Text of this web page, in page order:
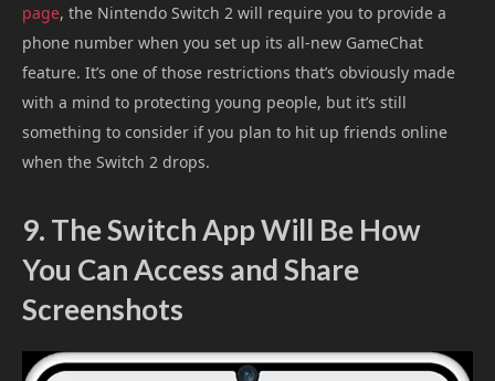
page, the Nintendo Switch 2 will require you to provide a
phone number when you set up its all-new GameChat
feature. It’s one of those restrictions that’s obviously made
with a mind to protecting young people, but it’s still
something to consider if you plan to hit up friends online
when the Switch 2 drops.
9. The Switch App Will Be How
You Can Access and Share
Screenshots